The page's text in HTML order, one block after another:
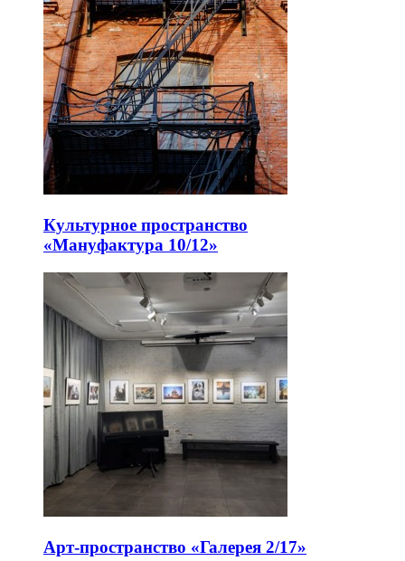
Культурное пространство
«Мануфактура 10/12»
Арт-пространство «Галерея 2/17»